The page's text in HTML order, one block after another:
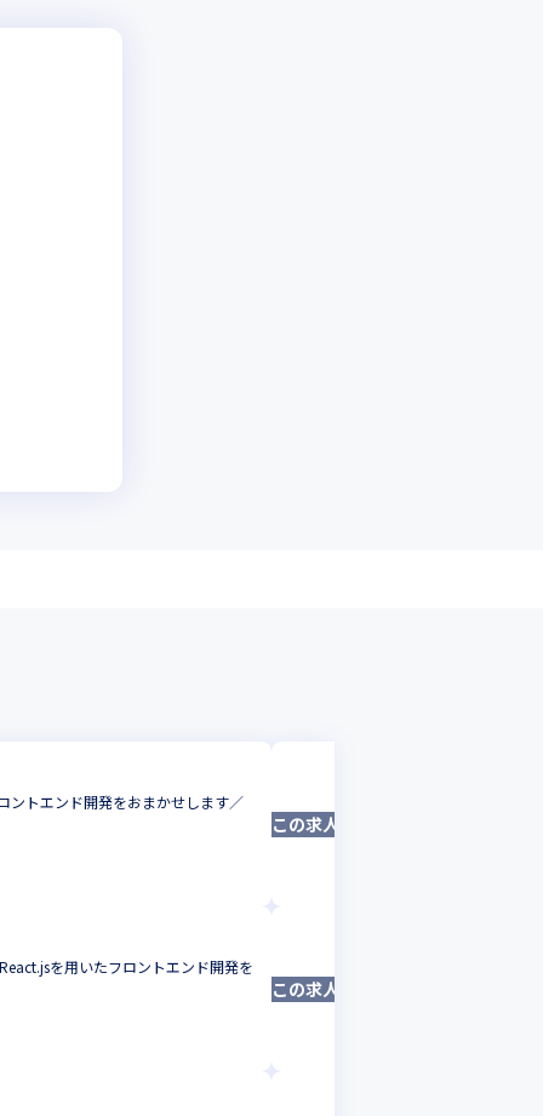
ントエンド開発をおまかせします／
を用いたフロントエンド開発を
この求人は募集終了しました
この求人は募集終了しました